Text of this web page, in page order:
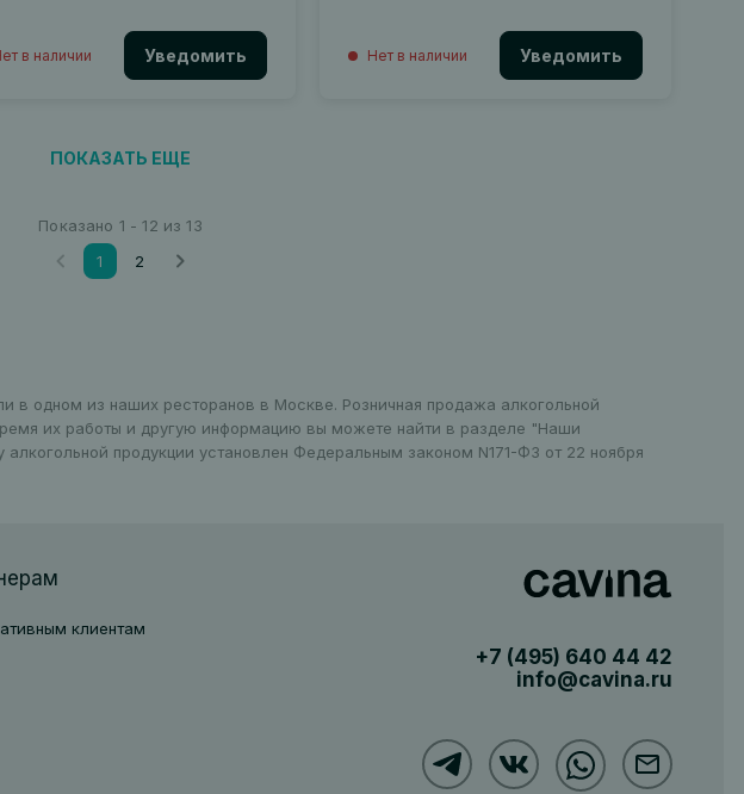
в наличии Уведомить Нет в наличии Уведомить
ПОКАЗАТЬ ЕЩЕ
Показано 1 - 12 из 13
Вы на странице
1 2
в одном из наших ресторанов в Москве. Розничная продажа алкогольной
их работы и другую информацию вы можете найти в разделе "Наши
продукции установлен Федеральным законом N171-ФЗ от 22 ноября
клиентам
+7 (495) 640 44 42
info@cavina.ru